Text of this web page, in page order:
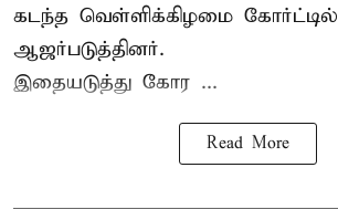
கடந்த வெள்ளிக்கிழமை கோர்ட்டில்
ஆஜர்படுத்தினர்.
இதையடுத்து கோர ...
Read More